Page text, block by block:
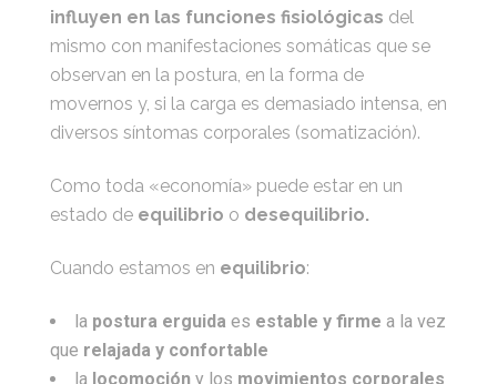
influyen en las funciones fisiológicas del
mismo con manifestaciones somáticas que se
observan en la postura, en la forma de
movernos y, si la carga es demasiado intensa, en
diversos síntomas corporales (somatización).
Como toda «economía» puede estar en un
estado deequilibrio o desequilibrio.
Cuando estamos en equilibrio:
la postura erguida es estable y firme a la vez
que relajada y confortable
la locomocióny los movimientos corporales